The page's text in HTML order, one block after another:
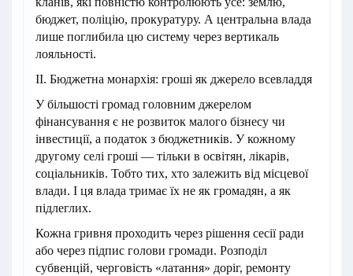
бюджет, поліцію, прокуратуру. А центральна влада
лише поглибила цю систему через вертикаль
лояльності.
II. Бюджетна монархія: гроші як джерело всевладдя
У більшості громад головним джерелом
фінансування є не розвиток малого бізнесу чи
інвестиції, а податок з бюджетників. У кожному
другому селі гроші — тільки в освітян, лікарів,
соціальників. Тобто тих, хто залежить від місцевої
влади. І ця влада тримає їх не як громадян, а як
підлеглих.
Кожна гривня проходить через рішення сесії ради
або через підпис голови громади. Розподіл
субвенцій, черговість «латання» доріг, ремонту